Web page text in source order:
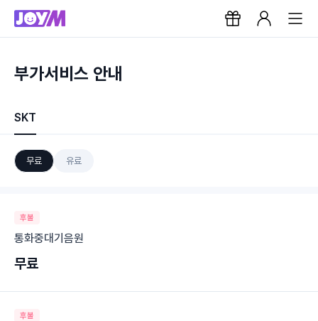
부가서비스 안내
SKT
무료 유료
후불
통화중대기음원
무료
후불